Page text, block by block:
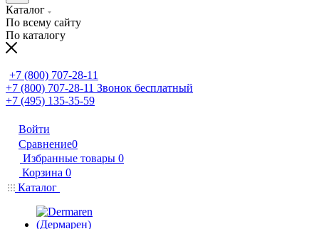
Каталог
По всему сайту
По каталогу
+7 (800) 707-28-11
+7 (800) 707-28-11 Звонок бесплатный
+7 (495) 135-35-59
Войти
Сравнение0
Избранные товары 0
Корзина 0
Каталог